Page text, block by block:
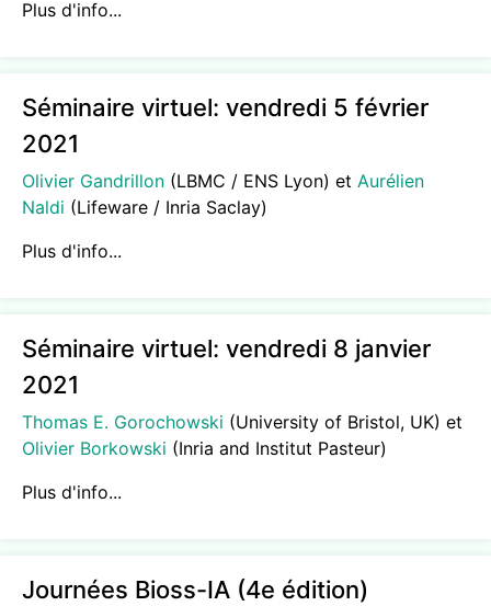
Plus d'info...
Séminaire virtuel: vendredi 5 février
2021
Olivier Gandrillon (LBMC / ENS Lyon) et Aurélien
Naldi (Lifeware / Inria Saclay)
Plus d'info...
Séminaire virtuel: vendredi 8 janvier
2021
Thomas E. Gorochowski (University of Bristol, UK) et
Olivier Borkowski (Inria and Institut Pasteur)
Plus d'info...
Journées Bioss-IA (4e édition)